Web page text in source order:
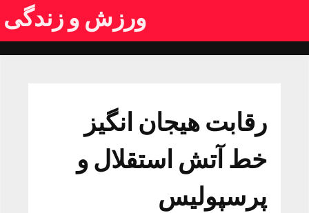
ورزش و زندگی
رقابت هیجان انگیز
خط آتش استقلال و
پرسپولیس